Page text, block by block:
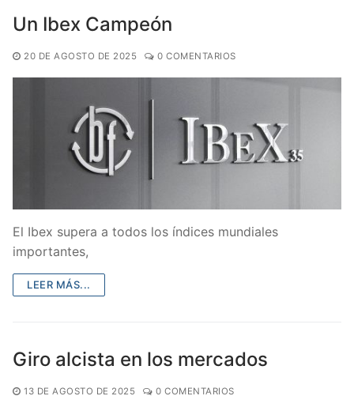
Un Ibex Campeón
20 DE AGOSTO DE 2025 0 COMENTARIOS
El Ibex supera a todos los índices mundiales
importantes,
LEER MÁS...
Giro alcista en los mercados
13 DE AGOSTO DE 2025 0 COMENTARIOS